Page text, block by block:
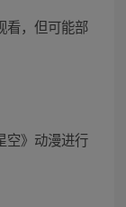
看，但可能部
空》动漫进行